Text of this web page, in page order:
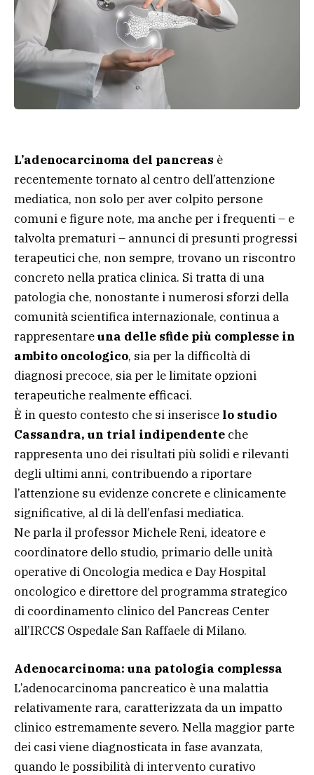
L’adenocarcinoma del pancreas è
recentemente tornato al centro dell’attenzione
mediatica, non solo per aver colpito persone
comuni e figure note, ma anche per i frequenti – e
talvolta prematuri – annunci di presunti progressi
terapeutici che, non sempre, trovano un riscontro
concreto nella pratica clinica. Si tratta di una
patologia che, nonostante i numerosi sforzi della
comunità scientifica internazionale, continua a
rappresentareuna delle sfide più complesse in
ambito oncologico, sia per la difficoltà di
diagnosi precoce, sia per le limitate opzioni
terapeutiche realmente efficaci.
È in questo contesto che si inserisce lo studio
Cassandra, un trial indipendente che
rappresenta uno dei risultati più solidi e rilevanti
degli ultimi anni, contribuendo a riportare
l’attenzione su evidenze concrete e clinicamente
significative, al di là dell’enfasi mediatica.
Ne parla il professor Michele Reni, ideatore e
coordinatore dello studio, primario delle unità
operative di Oncologia medica e Day Hospital
oncologico e direttore del programma strategico
di coordinamento clinico del Pancreas Center
all’IRCCS Ospedale San Raffaele di Milano.
Adenocarcinoma: una patologia complessa
L’adenocarcinoma pancreatico è una malattia
relativamente rara, caratterizzata da un impatto
clinico estremamente severo. Nella maggior parte
dei casi viene diagnosticata in fase avanzata,
quando le possibilità di intervento curativo